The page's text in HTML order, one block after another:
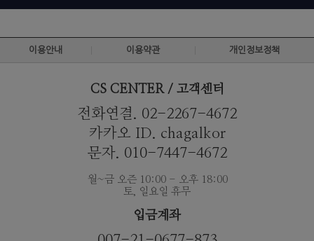
이용안내 이용약관 개인정보정책
CS CENTER / 고객센터
전화연결. 02-2267-4672
카카오 ID. chagalkor
문자. 010-7447-4672
월~금 오즌 10:00 - 오후 18:00
토, 일요일 휴무
입금계좌